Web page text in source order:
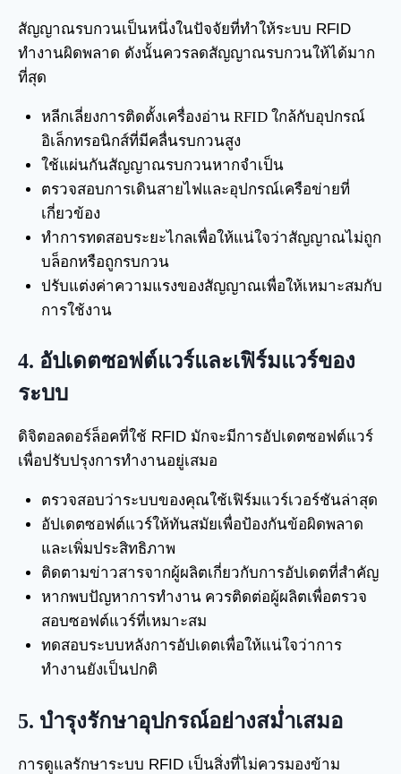
สัญญาณรบกวนเป็นหนึ่งในปัจจัยที่ทำให้ระบบ RFID
ทำงานผิดพลาด ดังนั้นควรลดสัญญาณรบกวนให้ได้มาก
ที่สุด
หลีกเลี่ยงการติดตั้งเครื่องอ่าน RFID ใกล้กับอุปกรณ์
อิเล็กทรอนิกส์ที่มีคลื่นรบกวนสูง
ใช้แผ่นกันสัญญาณรบกวนหากจำเป็น
ตรวจสอบการเดินสายไฟและอุปกรณ์เครือข่ายที่
เกี่ยวข้อง
ทำการทดสอบระยะไกลเพื่อให้แน่ใจว่าสัญญาณไม่ถูก
บล็อกหรือถูกรบกวน
ปรับแต่งค่าความแรงของสัญญาณเพื่อให้เหมาะสมกับ
การใช้งาน
4. อัปเดตซอฟต์แวร์และเฟิร์มแวร์ของ
ระบบ
ดิจิตอลดอร์ล็อคที่ใช้ RFID มักจะมีการอัปเดตซอฟต์แวร์
เพื่อปรับปรุงการทำงานอยู่เสมอ
ตรวจสอบว่าระบบของคุณใช้เฟิร์มแวร์เวอร์ชันล่าสุด
อัปเดตซอฟต์แวร์ให้ทันสมัยเพื่อป้องกันข้อผิดพลาด
และเพิ่มประสิทธิภาพ
ติดตามข่าวสารจากผู้ผลิตเกี่ยวกับการอัปเดตที่สำคัญ
หากพบปัญหาการทำงาน ควรติดต่อผู้ผลิตเพื่อตรวจ
สอบซอฟต์แวร์ที่เหมาะสม
ทดสอบระบบหลังการอัปเดตเพื่อให้แน่ใจว่าการ
ทำงานยังเป็นปกติ
5. บำรุงรักษาอุปกรณ์อย่างสม่ำเสมอ
การดูแลรักษาระบบ RFID เป็นสิ่งที่ไม่ควรมองข้าม